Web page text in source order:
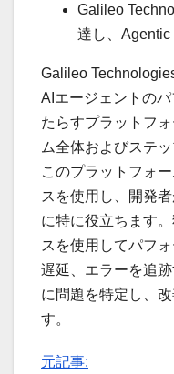
Galileo
達し、
Galileo
AIエージェントの
たらすプラットフ
ム全体およびステ
このプラットフォ
スを使用し、開発
に特に役立ちます
スを使用してパフ
遅延、エラーを追
に問題を特定し、
す。
元記事: